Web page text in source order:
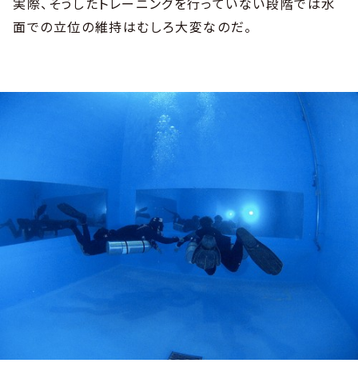
面での立位の維持はむしろ大変なのだ。